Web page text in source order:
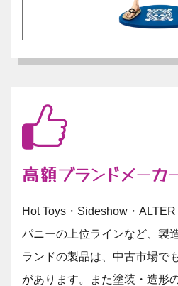
高額ブランドメーカ
Hot Toys・Sideshow・
パニーの上位ラインなど、製
ランドの製品は、中古市場で
があります。また塗装・造形